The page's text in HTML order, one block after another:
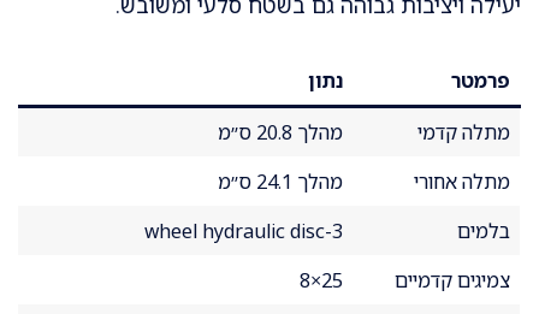
פרמטר
נתון
מתלה קדמי
מהלך 20.8 ס״מ
מתלה אחורי
מהלך 24.1 ס״מ
בלמים
3-wheel hydraulic disc
צמיגים קדמיים
25×8